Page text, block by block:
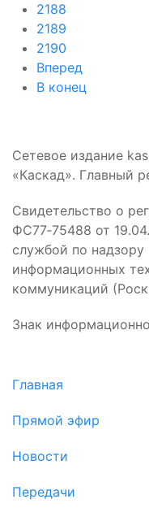
2188
2189
2190
Вперед
В конец
Сетевое издание
«Каскад». Главный
Свидетельство о
ФС77‑75488 от
службой по надзору
информационных
коммуникаций
Знак
Главная
Прямой эфир
Новости
Передачи